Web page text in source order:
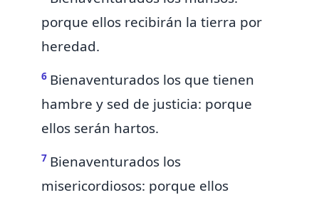
porque ellos recibirán la tierra por
heredad.
6 Bienaventurados los que tienen
hambre y sed de justicia: porque
ellos serán hartos.
7 Bienaventurados los
misericordiosos: porque ellos